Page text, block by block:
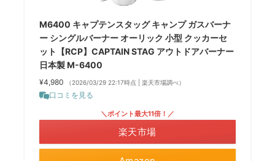
M6400 キャプテンスタッグ キャンプ ガスバーナ
ー シングルバーナー オーリック 小型 クッカーセ
ット【RCP】CAPTAIN STAG アウトドアバーナー
日本製 M-6400
¥4,980 （2026/03/29 22:17時点 | 楽天市場調べ）
口コミを見る
＼ポイント最大11倍！／
楽天市場